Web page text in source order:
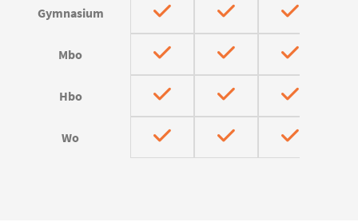
Gymnasium
Mbo
Hbo
Wo